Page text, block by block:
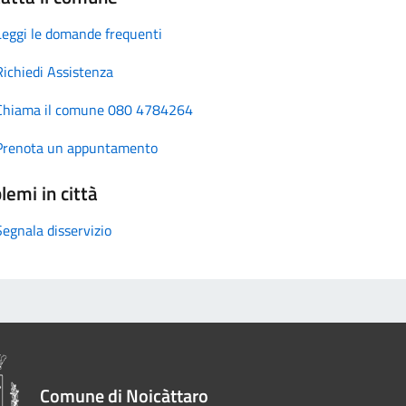
le domande frequenti
Assistenza
il comune 080 4784264
un appuntamento
in città
disservizio
Comune di Noicàttaro